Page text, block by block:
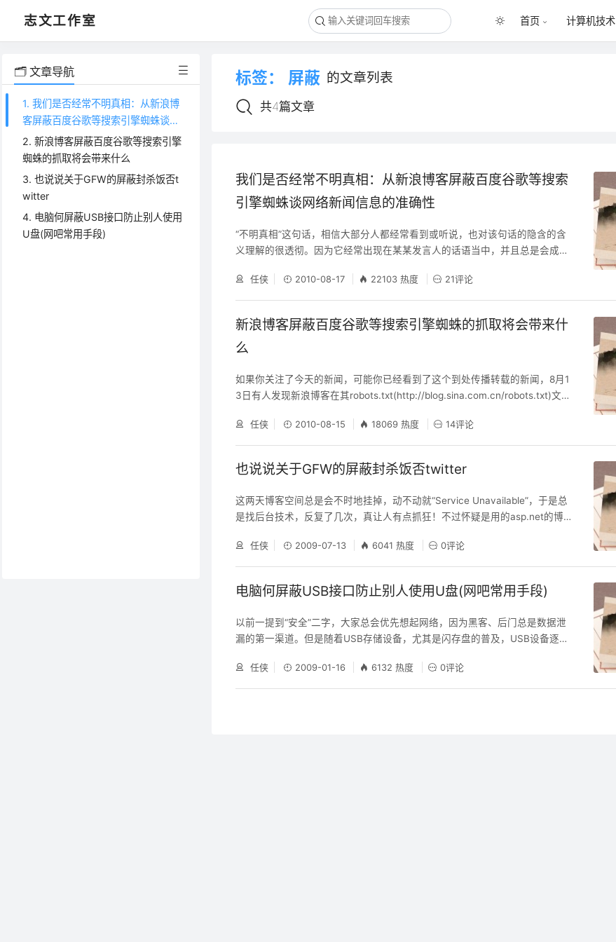
志文工作室 首页 计算机技术
🗂️ 文章导航
1. 我们是否经常不明真相：从新浪博
客屏蔽百度谷歌等搜索引擎蜘蛛谈网
络新闻信息的准确性
2. 新浪博客屏蔽百度谷歌等搜索引擎
蜘蛛的抓取将会带来什么
3. 也说说关于GFW的屏蔽封杀饭否t
witter
4. 电脑何屏蔽USB接口防止别人使用
U盘(网吧常用手段)
标签： 屏蔽 的文章列表
共4篇文章
我们是否经常不明真相：从新浪博客屏蔽百度谷歌等搜索
引擎蜘蛛谈网络新闻信息的准确性
“不明真相”这句话，相信大部分人都经常看到或听说，也对该句话的隐含的含
义理解的很透彻。因为它经常出现在某某发言人的话语当中，并且总是会成为
发言，而只是在思考，我们每天接触的众多新闻报道到底具有多少的可信度？
先简要说一下引起我们要如此疑问的一则新闻。 最近一则 新浪博客屏蔽百度蜘
任侠 2010-08-17 22103 热度 21评论
新浪博客屏蔽百度谷歌等搜索引擎蜘蛛的抓取将会带来什
么
如果你关注了今天的新闻，可能你已经看到了这个到处传播转载的新闻，8月1
3日有人发现新浪博客在其robots.txt(http://blog.sina.com.cn/robots.txt)文件
取新浪博客的网页信息。这就意味着，通过新浪博客获取百度外链的方式将不
可取了。志文工作室通过访问新浪博客的robots.txt，发现新闻报道情况
任侠 2010-08-15 18069 热度 14评论
也说说关于GFW的屏蔽封杀饭否twitter
这两天博客空间总是会不时地挂掉，动不动就“Service Unavailable”，于是总
是找后台技术，反复了几次，真让人有点抓狂！不过怀疑是用的asp.net的博易
程调用过多导致IIS的pool自动stop了，问了下具体原因，他就提示关掉twitter
挂件。这才恍然大悟，我说怎么一直都好好的突然这两天总是
任侠 2009-07-13 6041 热度 0评论
电脑何屏蔽USB接口防止别人使用U盘(网吧常用手段)
以前一提到“安全”二字，大家总会优先想起网络，因为黑客、后门总是数据泄
漏的第一渠道。但是随着USB存储设备，尤其是闪存盘的普及，USB设备逐渐
存盘为例，它具有免驱动、隐秘性强、容量大、传输速度快等特点，这些特性
使之成为一件不折不扣的“间谍”工具。即使一台机器没有联网，不良用心者也
任侠 2009-01-16 6132 热度 0评论